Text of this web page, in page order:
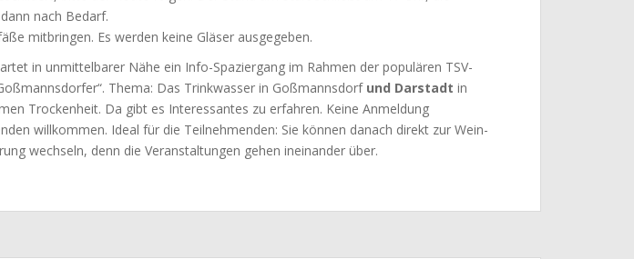
nach Bedarf.
mitbringen. Es werden keine Gläser ausgegeben.
in unmittelbarer Nähe ein Info-Spaziergang im Rahmen der populären TSV-
Thema: Das Trinkwasser in Goßmannsdorf und Darstadt in
Trockenheit. Da gibt es Interessantes zu erfahren. Keine Anmeldung
willkommen. Ideal für die Teilnehmenden: Sie können danach direkt zur Wein-
wechseln, denn die Veranstaltungen gehen ineinander über.